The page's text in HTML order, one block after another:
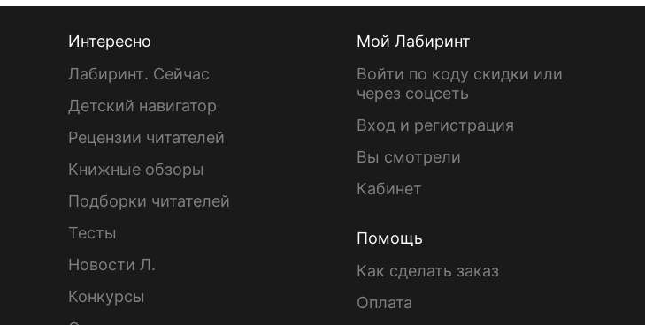
Интересно
Лабиринт. Сейчас
Детский навигатор
Рецензии читателей
Книжные обзоры
Подборки читателей
Тесты
Новости Л.
Конкурсы
Мой Лабиринт
Войти по коду скидки или
через соцсеть
Вход и регистрация
Вы смотрели
Кабинет
Помощь
Как сделать заказ
Оплата